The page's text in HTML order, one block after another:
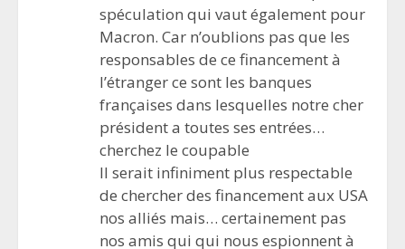
spéculation qui vaut également pour
Macron. Car n’oublions pas que les
responsables de ce financement à
l’étranger ce sont les banques
françaises dans lesquelles notre cher
président a toutes ses entrées…
cherchez le coupable
Il serait infiniment plus respectable
de chercher des financement aux USA
nos alliés mais… certainement pas
nos amis qui qui nous espionnent à